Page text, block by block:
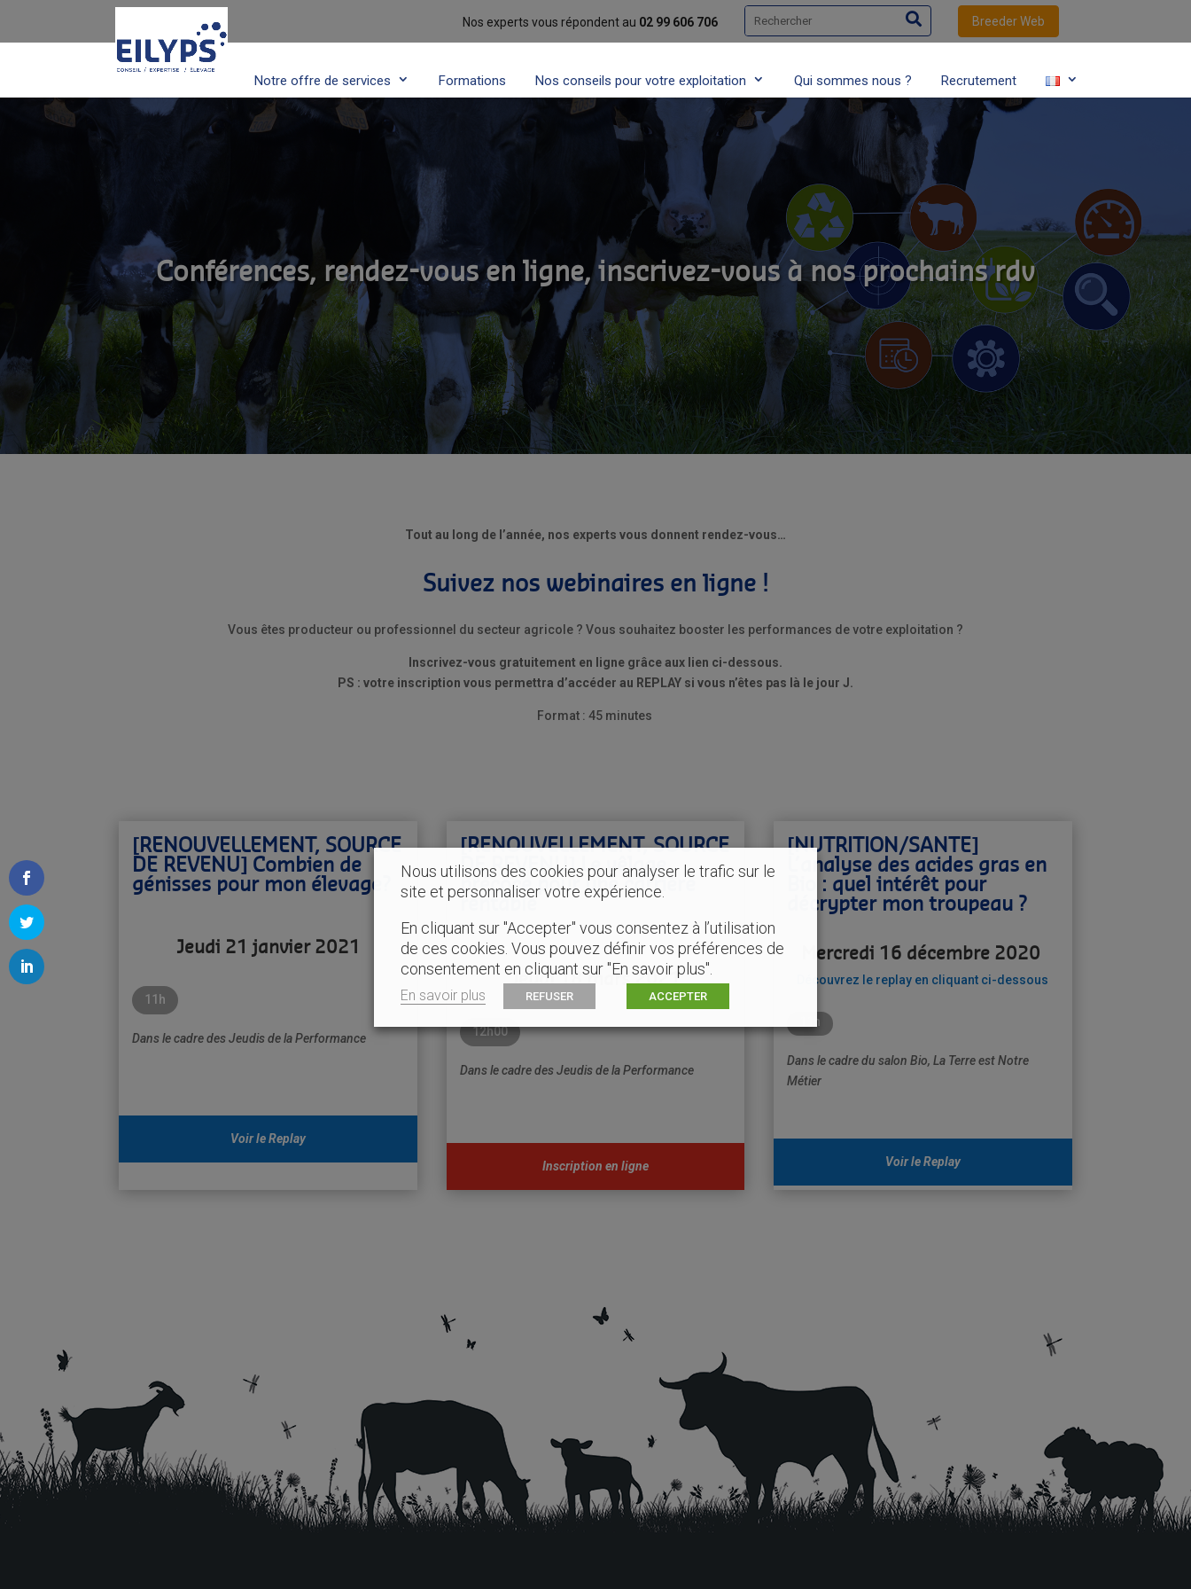
Nos experts vous répondent au 02 99 606 706
Rechercher
Breeder Web
Notre offre de services Formations Nos conseils pour votre exploitation Qui sommes nous ? Recrutement
Conférences, rendez-vous en ligne, inscrivez-vous à nos prochains rdv
Tout au long de l’année, nos experts vous donnent rendez-vous…
Suivez nos webinaires en ligne !
Vous êtes producteur ou professionnel du secteur agricole ? Vous souhaitez booster les performances de votre exploitation ?
Inscrivez-vous gratuitement en ligne grâce aux lien ci-dessous.
PS : votre inscription vous permettra d’accéder au REPLAY si vous n’êtes pas là le jour J.
Format : 45 minutes
[RENOUVELLEMENT, SOURCE
DE REVENU] Combien de
génisses pour mon élevage?
Jeudi 21 janvier 2021
11h
Dans le cadre des Jeudis de la Performance
Voir le Replay
[RENOUVELLEMENT, SOURCE
DE REVENU]Le vêlage
précoce pour une carrière
rentable
Jeudi 18 mars 2021
12h00
Dans le cadre des Jeudis de la Performance
Inscription en ligne
[NUTRITION/SANTE]
L’analyse des acides gras en
Bio : quel intérêt pour
décrypter mon troupeau ?
Mercredi 16 décembre 2020
Découvrez le replay en cliquant ci-dessous
11h
Dans le cadre du salon Bio, La Terre est Notre
Métier
Voir le Replay
Nous utilisons des cookies pour analyser le trafic sur le
site et personnaliser votre expérience.
En cliquant sur "Accepter" vous consentez à l’utilisation
de ces cookies. Vous pouvez définir vos préférences de
consentement en cliquant sur "En savoir plus".
En savoir plus REFUSER ACCEPTER